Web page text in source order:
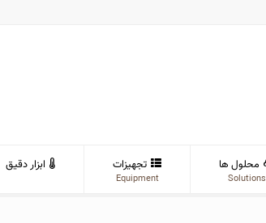
محلول ها
Solutions
تجهیزات
Equipment
ابزار دقیق